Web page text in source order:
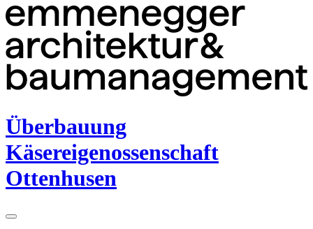
Überbauung
Käsereigenossenschaft
Ottenhusen